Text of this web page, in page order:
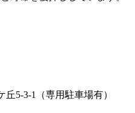
5-3-1（専用駐車場有）